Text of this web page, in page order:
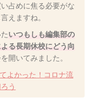
占めに焦る必要がな
えますね。
いつもしも編集部の
る長期休校にどう向
開いてみました。
よかった！コロナ流
う